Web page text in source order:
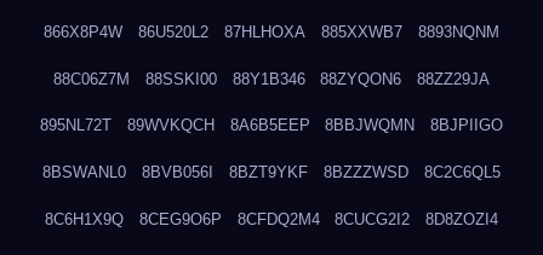
866X8P4W 86U520L2 87HLHOXA 885XXWB7 8893NQNM
88C06Z7M 88SSKI00 88Y1B346 88ZYQON6 88ZZ29JA
895NL72T 89WVKQCH 8A6B5EEP 8BBJWQMN 8BJPIIGO
8BSWANL0 8BVB056I 8BZT9YKF 8BZZZWSD 8C2C6QL5
8C6H1X9Q 8CEG9O6P 8CFDQ2M4 8CUCG2I2 8D8ZOZI4